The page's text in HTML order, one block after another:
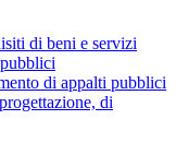
di beni e servizi
di appalti pubblici
di